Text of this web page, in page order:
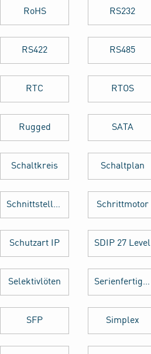
RoHS RS232
RS422 RS485
RTC RTOS
Rugged SATA
Schaltkreis Schaltplan
Schnittstellenkarte Schrittmotor
Schutzart IP SDIP 27 Level
Selektivlöten Serienfertigung
SFP Simplex